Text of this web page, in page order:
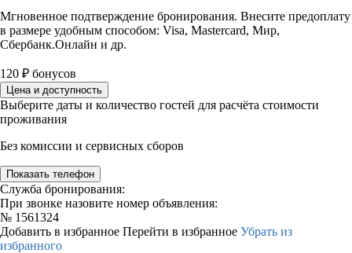
Мгновенное подтверждение бронирования. Внесите предоплату
в размере удобным способом: Visa, Mastercard, Мир,
Сбербанк.Онлайн и др.
120 ₽ бонусов
Цена и доступность
Выберите даты и количество гостей для расчёта стоимости
проживания
Без комиссии и сервисных сборов
Показать телефон
Служба бронирования:
При звонке назовите номер объявления:
№ 1561324
Добавить в избранное Перейти в избранное Убрать из
избранного